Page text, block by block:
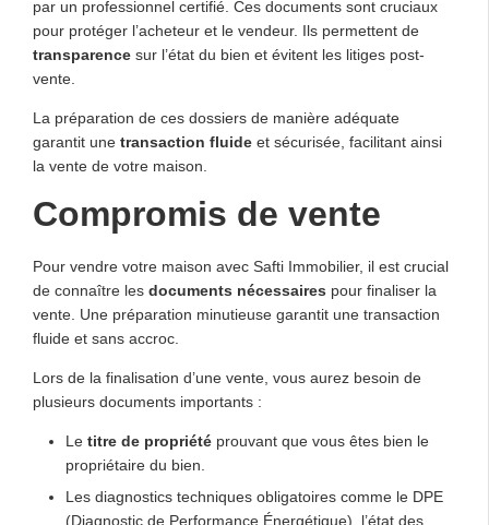
par un professionnel certifié. Ces documents sont cruciaux
pour protéger l’acheteur et le vendeur. Ils permettent de
transparence sur l’état du bien et évitent les litiges post-
vente.
La préparation de ces dossiers de manière adéquate
garantit une transaction fluide et sécurisée, facilitant ainsi
la vente de votre maison.
Compromis de vente
Pour vendre votre maison avec Safti Immobilier, il est crucial
de connaître les documents nécessaires pour finaliser la
vente. Une préparation minutieuse garantit une transaction
fluide et sans accroc.
Lors de la finalisation d’une vente, vous aurez besoin de
plusieurs documents importants :
Le titre de propriété prouvant que vous êtes bien le
propriétaire du bien.
Les diagnostics techniques obligatoires comme le DPE
(Diagnostic de Performance Énergétique), l’état des